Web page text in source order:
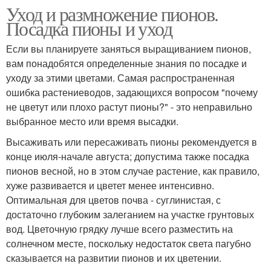
Уход и размножение пионов.
Посадка пионы и уход
Если вы планируете заняться выращиванием пионов,
вам понадобятся определенные знания по посадке и
уходу за этими цветами. Самая распространенная
ошибка растениеводов, задающихся вопросом "почему
не цветут или плохо растут пионы?" - это неправильно
выбранное место или время высадки.
Высаживать или пересаживать пионы рекомендуется в
конце июля-начале августа; допустима также посадка
пионов весной, но в этом случае растение, как правило,
хуже развивается и цветет менее интенсивно.
Оптимальная для цветов почва - суглинистая, с
достаточно глубоким залеганием на участке грунтовых
вод. Цветочную грядку лучше всего разместить на
солнечном месте, поскольку недостаток света пагубно
сказывается на развитии пионов и их цветении.